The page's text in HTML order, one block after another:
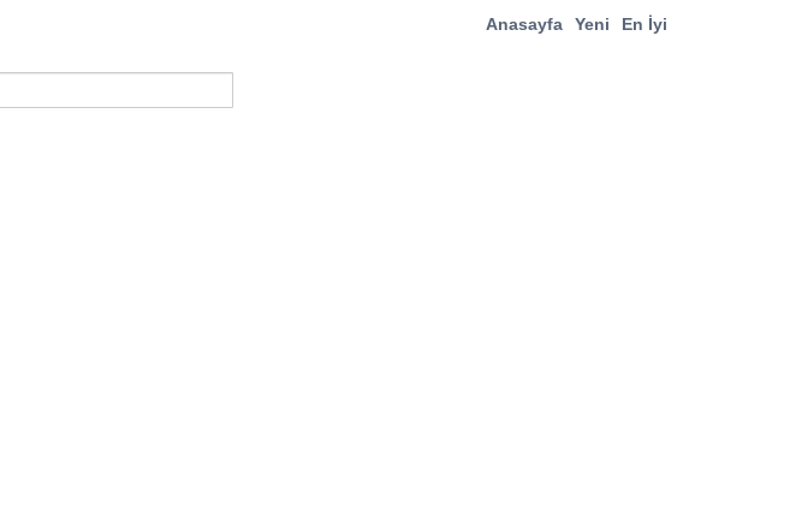
Anasayfa Yeni En İyi